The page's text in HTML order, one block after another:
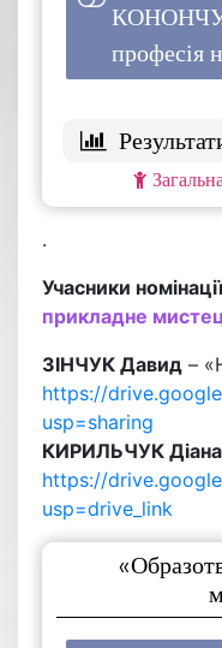
професія
.
Учасники
прикладне
ЗІНЧУК Давид –
https://
usp=sharing
КИРИЛЬЧУК Діана
https://
usp=drive_link